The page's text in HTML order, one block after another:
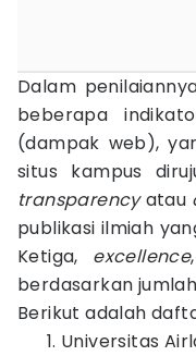
Dalam
beberapa
(dampak web),
situs kampus
transparencyatau
publikasi ilmiah
Ketiga, excellence
berdasarkan
Berikut adalah
Universitas